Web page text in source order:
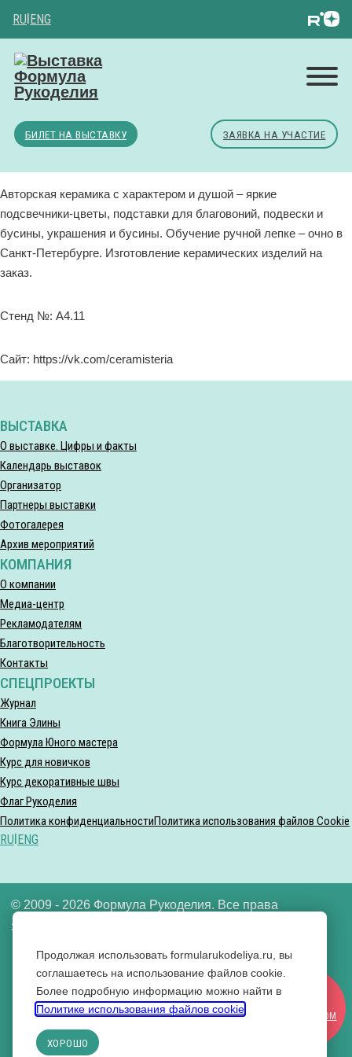
RU|ENG
БИЛЕТ НА ВЫСТАВКУ ЗАЯВКА НА УЧАСТИЕ
Авторская керамика с характером и душой – яркие
подсвечники-цветы, подставки для благовоний, подвески и
бусины, украшения и бусины. Обучение ручной лепке – очно в
Санкт-Петербурге. Изготовление керамических изделий на
заказ.
Стенд №: A4.11
Сайт: https://vk.com/ceramisteria
ВЫСТАВКА
О выставке. Цифры и факты
Календарь выставок
Организатор
Партнеры выставки
Фотогалерея
Архив мероприятий
КОМПАНИЯ
О компании
Медиа-центр
Рекламодателям
Благотворительность
Контакты
СПЕЦПРОЕКТЫ
Журнал
Книга Элины
Формула Юного мастера
Курс для новичков
Курс декоративные швы
Флаг Рукоделия
УЧАСТНИКОМ
Политика конфиденциальностиПолитика использования файлов Cookie
RU ENG
© 2009 - 2026 Формула Рукоделия. Все права
защищены.
ООО «Формула рукоделия» ИНН 7721640592
Вконтакте
Одноклассники
Продолжая использовать formularukodeliya.ru, вы
соглашаетесь на использование файлов cookie.
Более подробную информацию можно найти в
Политике использования файлов cookie
ХОРОШО